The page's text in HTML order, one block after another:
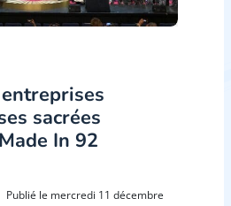
sacrées
In 92
Publié le mercredi 11 décembre